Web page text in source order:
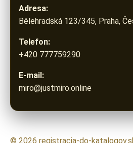
Adresa:
Bělehradská 123/345, Praha,
Telefon:
+420 777759290
E-mail:
miro@justmiro.online
© 2026 registracia-do-